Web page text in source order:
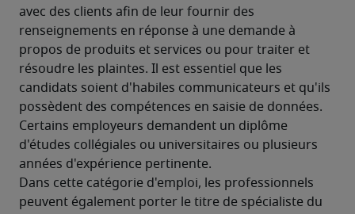
avec des clients afin de leur fournir des
renseignements en réponse à une demande à
propos de produits et services ou pour traiter et
résoudre les plaintes. Il est essentiel que les
candidats soient d'habiles communicateurs et qu'ils
possèdent des compétences en saisie de données.
Certains employeurs demandent un diplôme
d'études collégiales ou universitaires ou plusieurs
années d'expérience pertinente.
Dans cette catégorie d'emploi, les professionnels
peuvent également porter le titre de spécialiste du